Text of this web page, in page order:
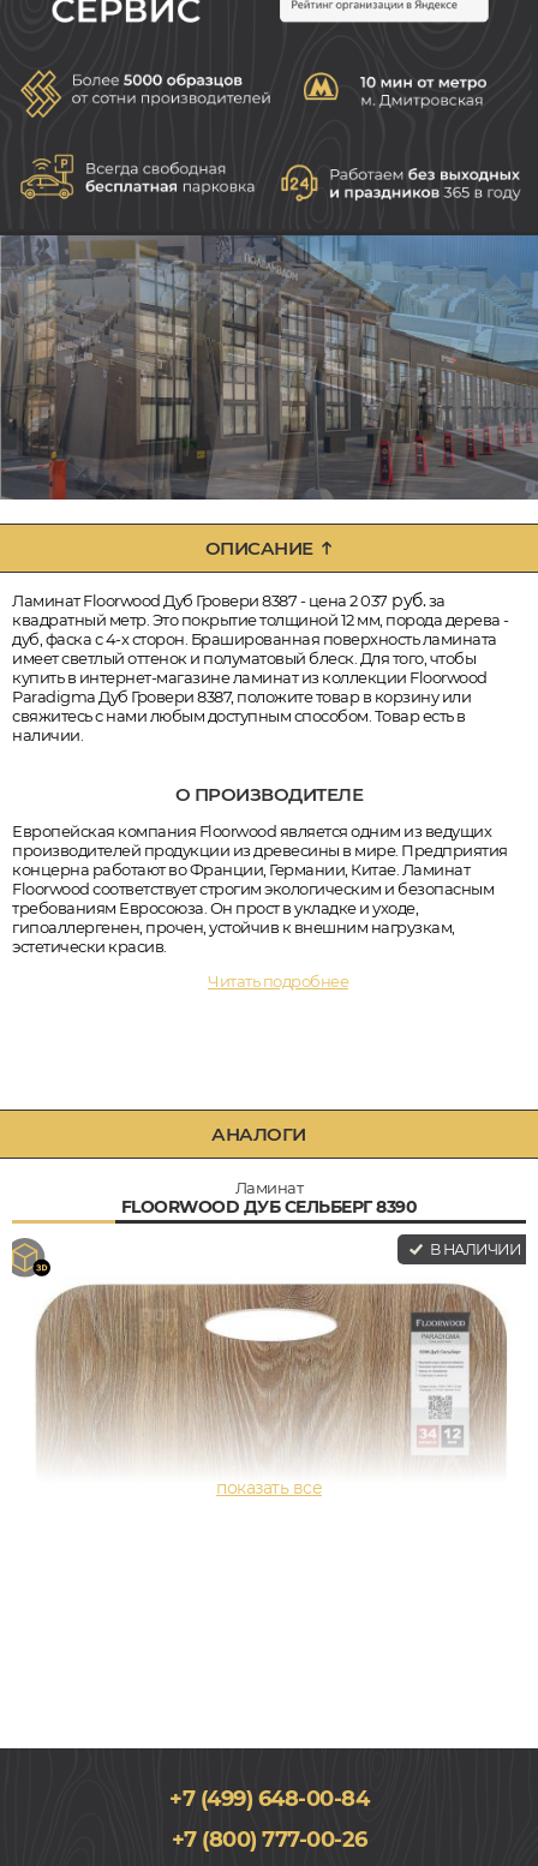
ОПИСАНИЕ
Ламинат Floorwood Дуб Гровери 8387 - цена 2 037 руб.за
квадратный метр. Это покрытие толщиной 12 мм, порода дерева -
дуб, фаска с 4-х сторон. Брашированная поверхность ламината
имеет светлый оттенок и полуматовый блеск. Для того, чтобы
купить в интернет-магазине ламинат из коллекции Floorwood
Paradigma Дуб Гровери 8387, положите товар в корзину или
свяжитесь с нами любым доступным способом. Товар есть в
наличии.
О ПРОИЗВОДИТЕЛЕ
Европейская компания Floorwood является одним из ведущих
производителей продукции из древесины в мире. Предприятия
концерна работают во Франции, Германии, Китае. Ламинат
Floorwood соответствует строгим экологическим и безопасным
требованиям Евросоюза. Он прост в укладке и уходе,
гипоаллергенен, прочен, устойчив к внешним нагрузкам,
эстетически красив.
Читать подробнее
АНАЛОГИ
Ламинат
FLOORWOOD ДУБ СЕЛЬБЕРГ 8390
В НАЛИЧИИ
+7 (499) 648-00-84
+7 (800) 777-00-26